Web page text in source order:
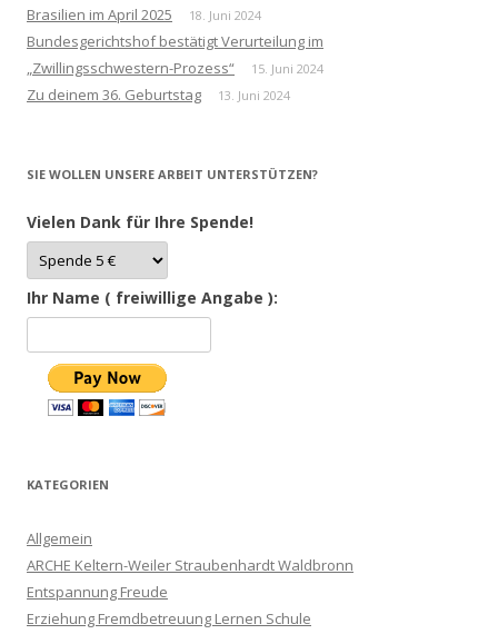
Brasilien im April 2025
18. Juni 2024
Bundesgerichtshof bestätigt Verurteilung im
„Zwillingsschwestern-Prozess“
15. Juni 2024
Zu deinem 36. Geburtstag 13. Juni 2024
SIE WOLLEN UNSERE ARBEIT UNTERSTÜTZEN?
Vielen Dank für Ihre Spende!
Ihr Name ( freiwillige Angabe ):
KATEGORIEN
Allgemein
ARCHE Keltern-Weiler Straubenhardt Waldbronn
Entspannung Freude
Erziehung Fremdbetreuung Lernen Schule